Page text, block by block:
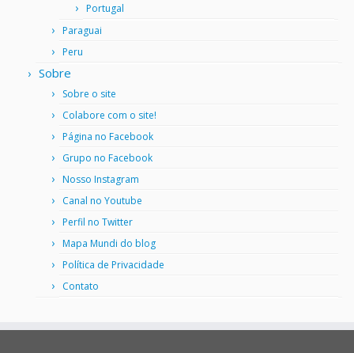
Portugal
Paraguai
Peru
Sobre
Sobre o site
Colabore com o site!
Página no Facebook
Grupo no Facebook
Nosso Instagram
Canal no Youtube
Perfil no Twitter
Mapa Mundi do blog
Política de Privacidade
Contato